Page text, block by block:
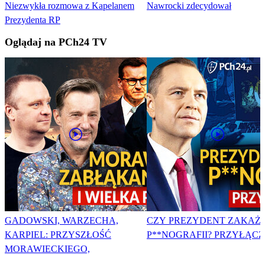
Niezwykła rozmowa z Kapelanem
Prezydenta RP
Nawrocki zdecydował
Oglądaj na PCh24 TV
GADOWSKI, WARZECHA,
KARPIEL: PRZYSZŁOŚĆ
MORAWIECKIEGO,
CZY PREZYDENT
P**NOGRAFII?